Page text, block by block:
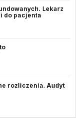
Lekarz
do pacjenta
rozliczenia. Audyt